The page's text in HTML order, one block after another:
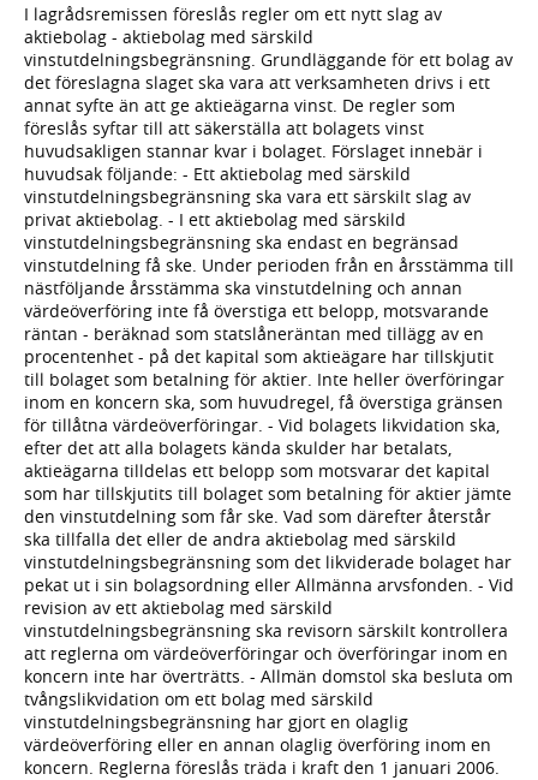
I lagrådsremissen föreslås regler om ett nytt slag av
aktiebolag - aktiebolag med särskild
vinstutdelningsbegränsning. Grundläggande för ett bolag av
det föreslagna slaget ska vara att verksamheten drivs i ett
annat syfte än att ge aktieägarna vinst. De regler som
föreslås syftar till att säkerställa att bolagets vinst
huvudsakligen stannar kvar i bolaget. Förslaget innebär i
huvudsak följande: - Ett aktiebolag med särskild
vinstutdelningsbegränsning ska vara ett särskilt slag av
privat aktiebolag. - I ett aktiebolag med särskild
vinstutdelningsbegränsning ska endast en begränsad
vinstutdelning få ske. Under perioden från en årsstämma till
nästföljande årsstämma ska vinstutdelning och annan
värdeöverföring inte få överstiga ett belopp, motsvarande
räntan - beräknad som statslåneräntan med tillägg av en
procentenhet - på det kapital som aktieägare har tillskjutit
till bolaget som betalning för aktier. Inte heller överföringar
inom en koncern ska, som huvudregel, få överstiga gränsen
för tillåtna värdeöverföringar. - Vid bolagets likvidation ska,
efter det att alla bolagets kända skulder har betalats,
aktieägarna tilldelas ett belopp som motsvarar det kapital
som har tillskjutits till bolaget som betalning för aktier jämte
den vinstutdelning som får ske. Vad som därefter återstår
ska tillfalla det eller de andra aktiebolag med särskild
vinstutdelningsbegränsning som det likviderade bolaget har
pekat ut i sin bolagsordning eller Allmänna arvsfonden. - Vid
revision av ett aktiebolag med särskild
vinstutdelningsbegränsning ska revisorn särskilt kontrollera
att reglerna om värdeöverföringar och överföringar inom en
koncern inte har överträtts. - Allmän domstol ska besluta om
tvångslikvidation om ett bolag med särskild
vinstutdelningsbegränsning har gjort en olaglig
värdeöverföring eller en annan olaglig överföring inom en
koncern. Reglerna föreslås träda i kraft den 1 januari 2006.